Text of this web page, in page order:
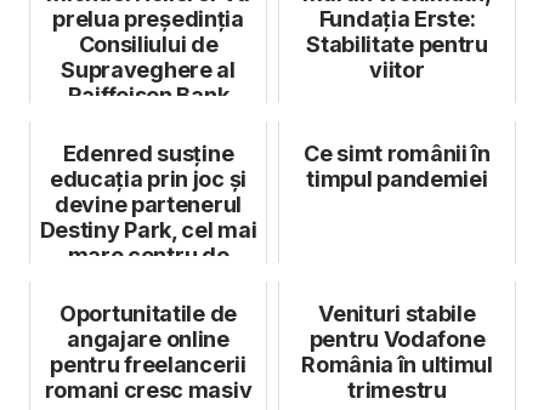
prelua președinția
Consiliului de
Supraveghere al
Raiffeisen Bank
Fundația Erste:
Stabilitate pentru
viitor
Edenred susține
educația prin joc și
devine partenerul
Destiny Park, cel mai
mare centru de
Ce simt românii în
timpul pandemiei
Oportunitatile de
angajare online
pentru freelancerii
romani cresc masiv
Venituri stabile
pentru Vodafone
România în ultimul
trimestru